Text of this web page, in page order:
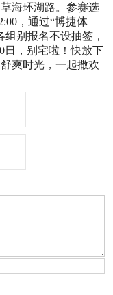
海环湖路。参赛选
，通过“博捷体
别报名不设抽签，
日，别宅啦！快放下
爽时光，一起撒欢